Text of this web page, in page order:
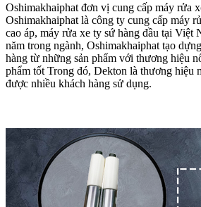
Oshimakhaiphat đơn vị cung cấp máy rửa
Oshimakhaiphat là công ty cung cấp máy
cao áp, máy rửa xe ty sứ hàng đầu tại Việt
năm trong ngành, Oshimakhaiphat tạo
hàng từ những sản phẩm với thương hiệu
phẩm tốt Trong đó, Dekton là thương hiệu
được nhiều khách hàng sử dụng.